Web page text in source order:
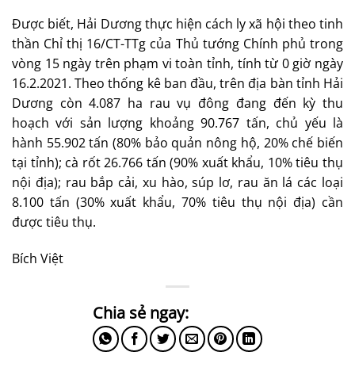
Được biết, Hải Dương thực hiện cách ly xã hội theo tinh
thần Chỉ thị 16/CT-TTg của Thủ tướng Chính phủ trong
vòng 15 ngày trên phạm vi toàn tỉnh, tính từ 0 giờ ngày
16.2.2021. Theo thống kê ban đầu, trên địa bàn tỉnh Hải
Dương còn 4.087 ha rau vụ đông đang đến kỳ thu
hoạch với sản lượng khoảng 90.767 tấn, chủ yếu là
hành 55.902 tấn (80% bảo quản nông hộ, 20% chế biến
tại tỉnh); cà rốt 26.766 tấn (90% xuất khẩu, 10% tiêu thụ
nội địa); rau bắp cải, xu hào, súp lơ, rau ăn lá các loại
8.100 tấn (30% xuất khẩu, 70% tiêu thụ nội địa) cần
được tiêu thụ.
Bích Việt